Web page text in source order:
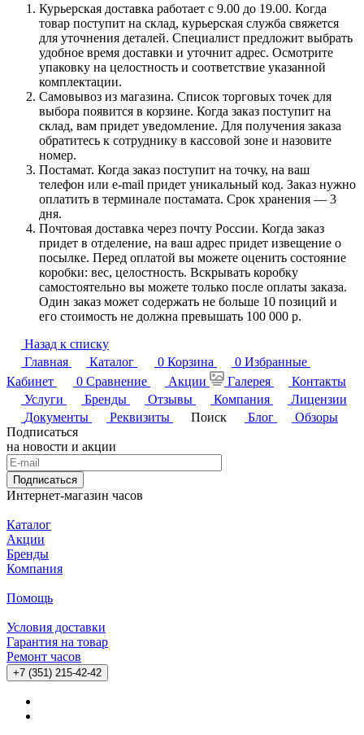
Курьерская доставка работает с 9.00 до 19.00. Когда
товар поступит на склад, курьерская служба свяжется
для уточнения деталей. Специалист предложит выбрать
удобное время доставки и уточнит адрес. Осмотрите
упаковку на целостность и соответствие указанной
комплектации.
Самовывоз из магазина. Список торговых точек для
выбора появится в корзине. Когда заказ поступит на
склад, вам придет уведомление. Для получения заказа
обратитесь к сотруднику в кассовой зоне и назовите
номер.
Постамат. Когда заказ поступит на точку, на ваш
телефон или e-mail придет уникальный код. Заказ нужно
оплатить в терминале постамата. Срок хранения — 3
дня.
Почтовая доставка через почту России. Когда заказ
придет в отделение, на ваш адрес придет извещение о
посылке. Перед оплатой вы можете оценить состояние
коробки: вес, целостность. Вскрывать коробку
самостоятельно вы можете только после оплаты заказа.
Один заказ может содержать не больше 10 позиций и
его стоимость не должна превышать 100 000 р.
Назад к списку
Главная
Каталог 0 Корзина 0 Избранные
Кабинет
0 Сравнение Акции Галерея
Контакты
Услуги
Бренды Отзывы Компания
Лицензии
Документы
Реквизиты Поиск Блог
Обзоры
Подписаться
на новости и акции
Подписаться
Интернет-магазин часов
Каталог
Акции
Бренды
Компания
Помощь
Условия доставки
Гарантия на товар
Ремонт часов
+7 (351) 215-42-42